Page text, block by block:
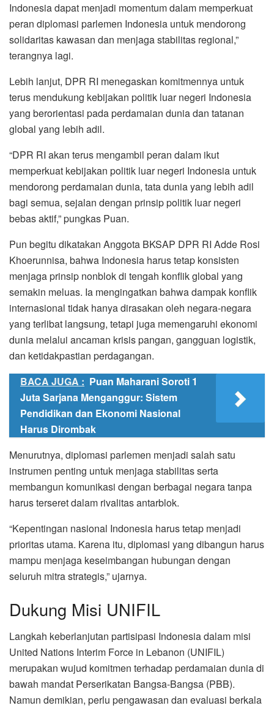
Indonesia dapat menjadi momentum dalam memperkuat
peran diplomasi parlemen Indonesia untuk mendorong
solidaritas kawasan dan menjaga stabilitas regional,”
terangnya lagi.
Lebih lanjut, DPR RI menegaskan komitmennya untuk
terus mendukung kebijakan politik luar negeri Indonesia
yang berorientasi pada perdamaian dunia dan tatanan
global yang lebih adil.
“DPR RI akan terus mengambil peran dalam ikut
memperkuat kebijakan politik luar negeri Indonesia untuk
mendorong perdamaian dunia, tata dunia yang lebih adil
bagi semua, sejalan dengan prinsip politik luar negeri
bebas aktif,” pungkas Puan.
Pun begitu dikatakan Anggota BKSAP DPR RI Adde Rosi
Khoerunnisa, bahwa Indonesia harus tetap konsisten
menjaga prinsip nonblok di tengah konflik global yang
semakin meluas. Ia mengingatkan bahwa dampak konflik
internasional tidak hanya dirasakan oleh negara-negara
yang terlibat langsung, tetapi juga memengaruhi ekonomi
dunia melalui ancaman krisis pangan, gangguan logistik,
dan ketidakpastian perdagangan.
BACA JUGA : Puan Maharani Soroti 1
Juta Sarjana Menganggur: Sistem
Pendidikan dan Ekonomi Nasional
Harus Dirombak
Menurutnya, diplomasi parlemen menjadi salah satu
instrumen penting untuk menjaga stabilitas serta
membangun komunikasi dengan berbagai negara tanpa
harus terseret dalam rivalitas antarblok.
“Kepentingan nasional Indonesia harus tetap menjadi
prioritas utama. Karena itu, diplomasi yang dibangun harus
mampu menjaga keseimbangan hubungan dengan
seluruh mitra strategis,” ujarnya.
Dukung Misi UNIFIL
Langkah keberlanjutan partisipasi Indonesia dalam misi
United Nations Interim Force in Lebanon (UNIFIL)
merupakan wujud komitmen terhadap perdamaian dunia di
bawah mandat Perserikatan Bangsa-Bangsa (PBB).
Namun demikian, perlu pengawasan dan evaluasi berkala